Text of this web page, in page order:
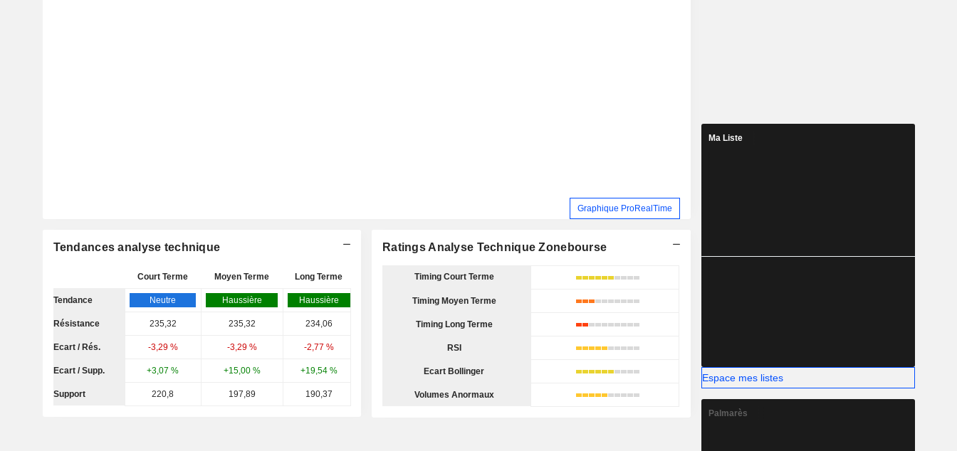
Graphique ProRealTime
Tendances analyse technique
Court Terme Moyen Terme Long Terme
Tendance Neutre Haussière Haussière
Résistance 235,32 235,32 234,06
Ecart / Rés. -3,29 % -3,29 % -2,77 %
Ecart / Supp. +3,07 % +15,00 % +19,54 %
Support 220,8 197,89 190,37
Ratings Analyse Technique Zonebourse
Timing Court Terme
Timing Moyen Terme
Timing Long Terme
RSI
Ecart Bollinger
Volumes Anormaux
Ma Liste
Espace mes listes
Palmarès